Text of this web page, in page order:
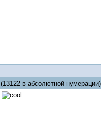
(13122 в абсолютной нумерации)